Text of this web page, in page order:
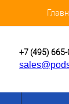
+7 (495)